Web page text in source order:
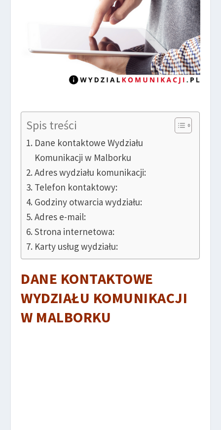
Spis treści
Dane kontaktowe Wydziału
Komunikacji w Malborku
Adres wydziału komunikacji:
Telefon kontaktowy:
Godziny otwarcia wydziału:
Adres e-mail:
Strona internetowa:
Karty usług wydziału:
DANE KONTAKTOWE
WYDZIAŁU KOMUNIKACJI
W MALBORKU